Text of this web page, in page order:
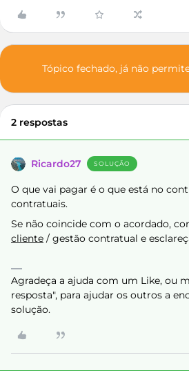
Tópico fechado, já não
2 respostas
Ricardo27 SOLUÇÃO
O que vai pagar é o que está no
contratuais.
Se não coincide com o acordado,
cliente / gestão contratual e
Agradeça a ajuda com um Like, ou
resposta", para ajudar os outros a
solução.